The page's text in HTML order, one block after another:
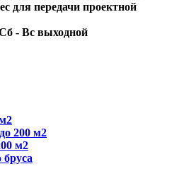
для передачи проектной
- Вс выходной
200 м2
м2
бруса